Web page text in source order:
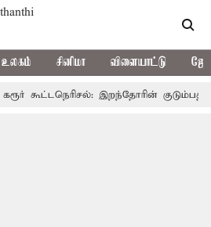
உலகம் சினிமா விளையாட்டு
இறந்தோரின்